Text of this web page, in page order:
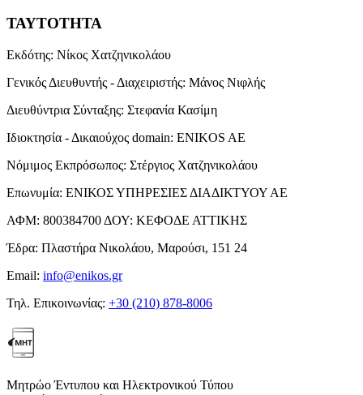
ΤΑΥΤΟΤΗΤΑ
Εκδότης: Νίκος Χατζηνικολάου
Γενικός Διευθυντής - Διαχειριστής: Μάνος Νιφλής
Διευθύντρια Σύνταξης: Στεφανία Κασίμη
Ιδιοκτησία - Δικαιούχος domain: ENIKOS AE
Νόμιμος Εκπρόσωπος: Στέργιος Χατζηνικολάου
Επωνυμία: ΕΝΙΚΟΣ ΥΠΗΡΕΣΙΕΣ ΔΙΑΔΙΚΤΥΟΥ ΑΕ
ΑΦΜ: 800384700 ΔΟΥ: ΚΕΦΟΔΕ ΑΤΤΙΚΗΣ
Έδρα: Πλαστήρα Νικολάου, Μαρούσι, 151 24
Email: info@enikos.gr
Τηλ. Επικοινωνίας: +30 (210) 878-8006
Μητρώο Έντυπου και Ηλεκτρονικού Τύπου